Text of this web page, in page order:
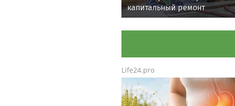
капитальный ремонт
пассажирских платформ
Life24.pro